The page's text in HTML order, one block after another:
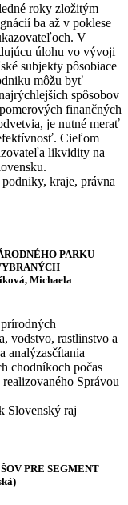
roky zložitým
ba až v poklese
V
úlohu vo vývoji
subjekty pôsobiace
môžu byť
spôsobov
finančných
je nutné merať
Cieľom
likvidity na
kraje, právna
PARKU
Michaela
vodstvo, rastlinstvo a
analýzasčítania
chodníkoch počas
Správou
Slovenský raj
PRE SEGMENT